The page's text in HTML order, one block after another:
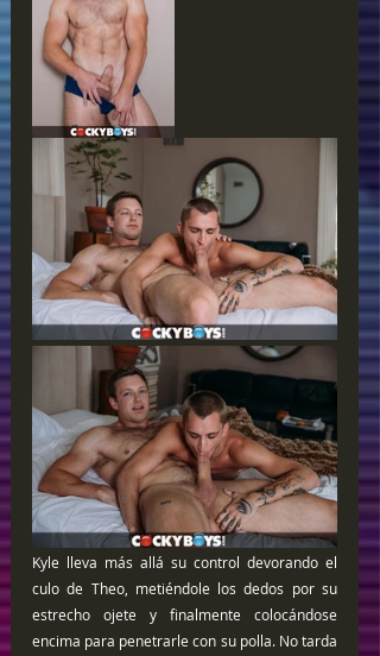
Kyle lleva más allá su control devorando el
culo de Theo, metiéndole los dedos por su
estrecho ojete y finalmente colocándose
encima para penetrarle con su polla. No tarda